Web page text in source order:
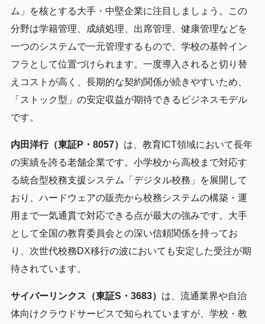
ム」を核とする大手・中堅企業に注目しましょう。この
分野は学籍管理、成績処理、出席管理、健康管理などを
一つのシステムで一元管理するもので、学校の基幹イン
フラとして位置づけられます。一度導入されると切り替
えコストが高く、長期的な契約関係が続きやすいため、
「ストック型」の安定収益が期待できるビジネスモデル
です。
内田洋行（東証P・8057） は、教育ICT領域において長年
の実績を誇る老舗企業です。小学校から高校まで対応す
る統合型校務支援システム「デジタル校務」を展開して
おり、ハードウェアの販売から校務システムの構築・運
用まで一気通貫で対応できる点が最大の強みです。大手
として全国の教育委員会との深い信頼関係を持ってお
り、次世代校務DX移行の波においても安定した受注が期
待されています。
サイバーリンクス（東証S・3683） は、流通業界や自治
体向けクラウドサービスで知られていますが、学校・教